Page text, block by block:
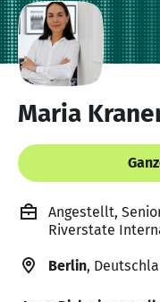
Maria
Angestellt,
Riverstate
Berlin,